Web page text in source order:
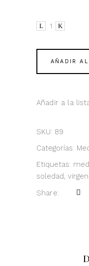
San
y
Virgen
de
AÑADIR
Añadir a la
SKU: 89
Categorías:
Etiquetas:
soledad,
Share: